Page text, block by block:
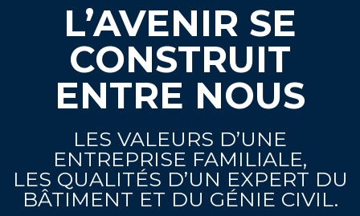
L’AVENIR SE
CONSTRUIT
ENTRE NOUS
LES VALEURS D’UNE
ENTREPRISE FAMILIALE,
LES QUALITÉS D’UN EXPERT DU
BÂTIMENT ET DU GÉNIE CIVIL.